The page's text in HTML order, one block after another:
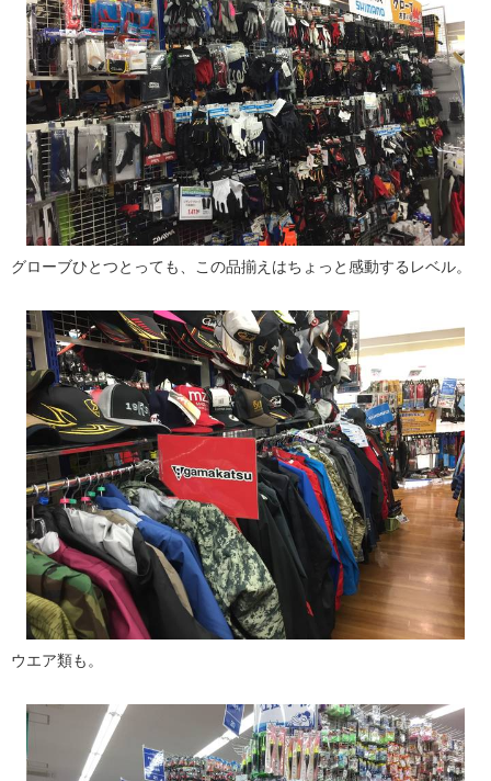
グローブひとつとっても、この品揃えはちょっと感動するレベル。
ウエア類も。